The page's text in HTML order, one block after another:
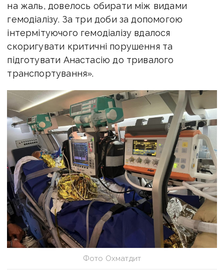
на жаль, довелось обирати між видами
гемодіалізу. За три доби за допомогою
інтермітуючого гемодіалізу вдалося
скоригувати критичні порушення та
підготувати Анастасію до тривалого
транспортування».
Фото Охматдит